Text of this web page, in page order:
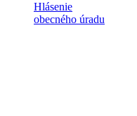
Hlásenie
obecného úradu